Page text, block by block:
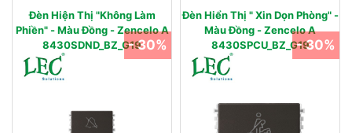
Đèn Hiện Thị "Không Làm
Phiền" - Màu Đồng - Zencelo A
8430SDND_BZ_G19- 30%
Đèn Hiển Thị " Xin Dọn Phòng" -
Màu Đồng - Zencelo A
8430SPCU_BZ_G19- 30%